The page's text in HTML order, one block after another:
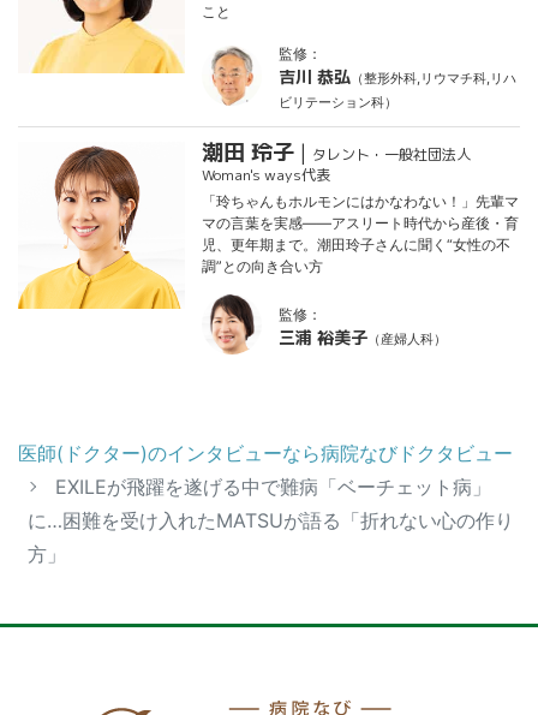
こと
監修：
吉川 恭弘 （整形外科,リウマチ科,リハ
ビリテーション科）
潮田 玲子 | タレント・一般社団法人
Woman's ways代表
「玲ちゃんもホルモンにはかなわない！」先輩マ
マの言葉を実感——アスリート時代から産後・育
児、更年期まで。潮田玲子さんに聞く“女性の不
調”との向き合い方
監修：
三浦 裕美子 （産婦人科）
医師(ドクター)のインタビューなら病院なびドクタビュー
EXILEが飛躍を遂げる中で難病「ベーチェット病」
に…困難を受け入れたMATSUが語る「折れない心の作り
方」